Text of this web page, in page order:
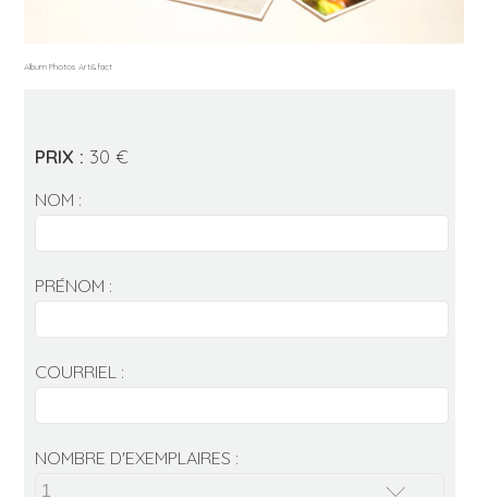
Album Photos Art&fact
PRIX : 30 €
NOM :
PRÉNOM :
COURRIEL :
NOMBRE D'EXEMPLAIRES :